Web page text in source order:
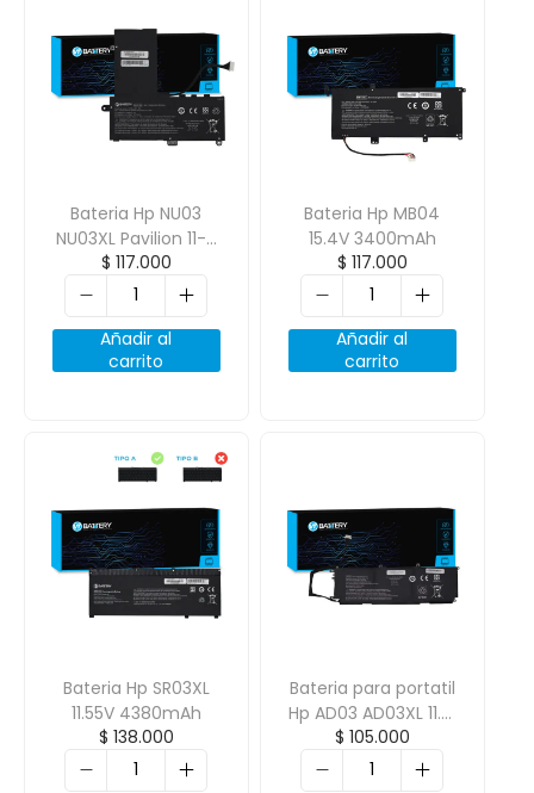
Bateria Hp NU03
NU03XL Pavilion 11-u
11-ab 11.55V
3400mAh
$ 117.000
Añadir al
carrito
Bateria Hp MB04
15.4V 3400mAh
$ 117.000
Añadir al
carrito
Bateria Hp SR03XL
11.55V 4380mAh
$ 138.000
Bateria para portatil
Hp AD03 AD03XL 11.1V
4100mAh
$ 105.000